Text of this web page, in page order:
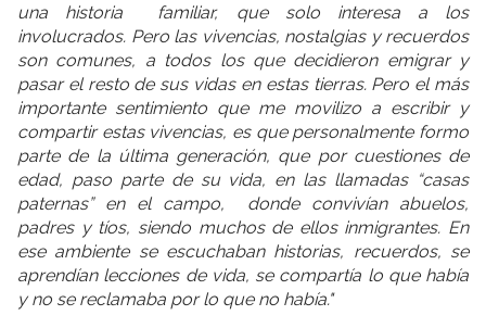
una historia familiar, que solo interesa a los
involucrados. Pero las vivencias, nostalgias y recuerdos
son comunes, a todos los que decidieron emigrar y
pasar el resto de sus vidas en estas tierras. Pero el más
importante sentimiento que me movilizo a escribir y
compartir estas vivencias, es que personalmente formo
parte de la última generación, que por cuestiones de
edad, paso parte de su vida, en las llamadas “casas
paternas” en el campo, donde convivían abuelos,
padres y tíos, siendo muchos de ellos inmigrantes. En
ese ambiente se escuchaban historias, recuerdos, se
aprendían lecciones de vida, se compartía lo que había
y no se reclamaba por lo que no había."